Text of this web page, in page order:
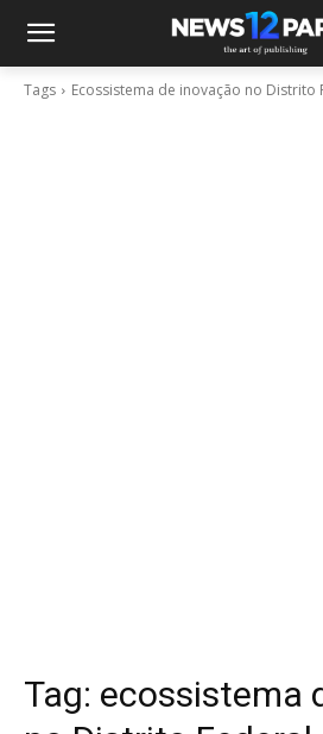
Tags Ecossistema de inovação no Distrito
Tag: ecossistema